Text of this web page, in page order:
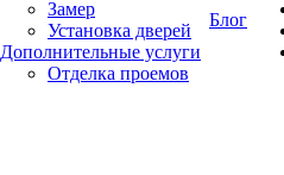
Замер
Установка дверей
Дополнительные услуги
Отделка проемов
Блог